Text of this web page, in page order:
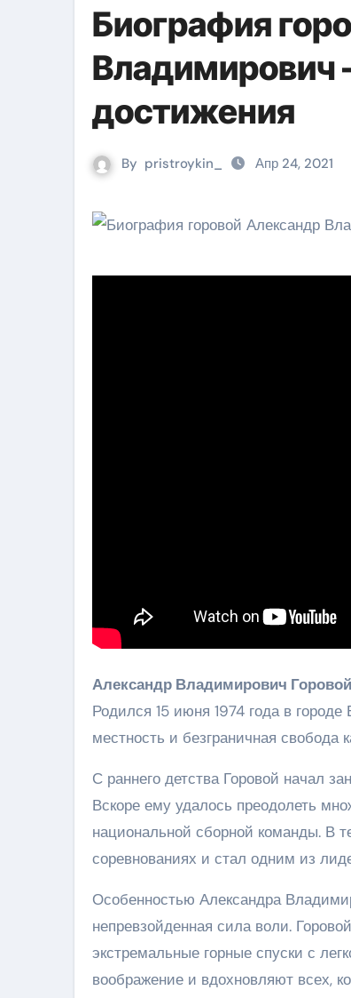
Биография
Владимирович
достижения
By pristroykin_ Апр 24, 2021
Александр Владимирович Горовой
Родился 15 июня 1974 года в
местность и безграничная свобода
С раннего детства Горовой начал
Вскоре ему удалось преодолеть
национальной сборной команды. В
соревнованиях и стал одним из
Особенностью Александра
непревзойденная сила воли.
экстремальные горные спуски с
воображение и вдохновляют всех,